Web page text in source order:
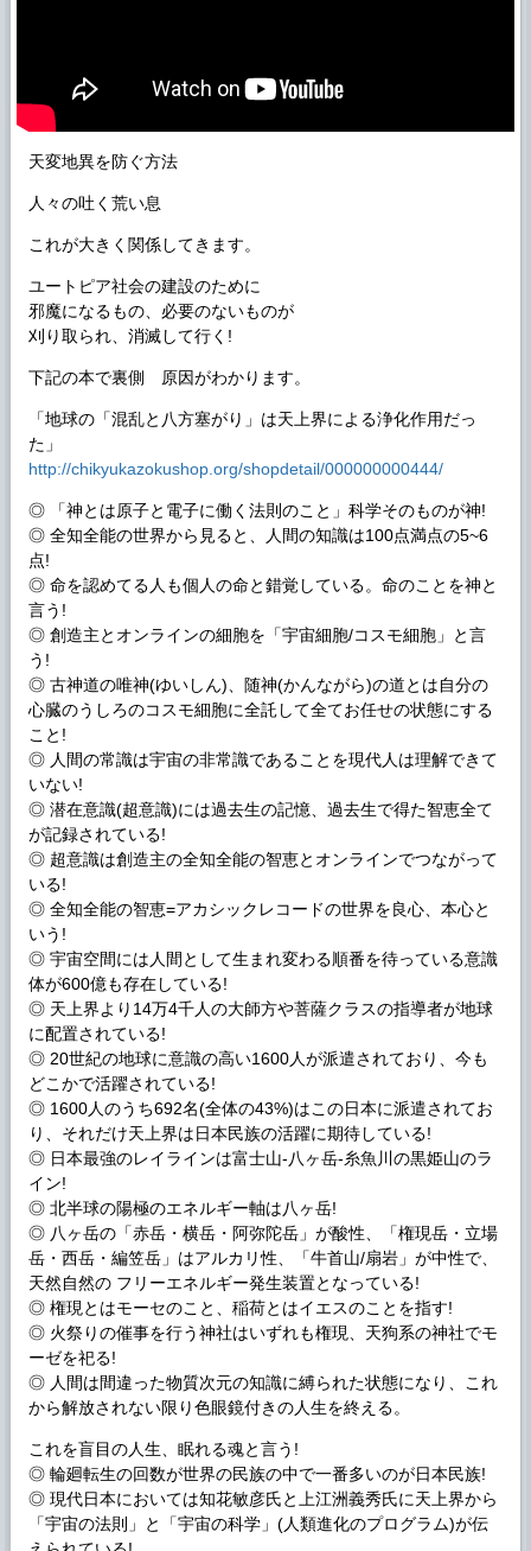
天変地異を防ぐ方法
人々の吐く荒い息
これが大きく関係してきます。
ユートピア社会の建設のために
邪魔になるもの、必要のないものが
刈り取られ、消滅して行く!
下記の本で裏側 原因がわかります。
「地球の「混乱と八方塞がり」は天上界による浄化作用だっ
た」
http://chikyukazokushop.org/shopdetail/000000000444/
◎ 「神とは原子と電子に働く法則のこと」科学そのものが神!
◎ 全知全能の世界から見ると、人間の知識は100点満点の5~6
点!
◎ 命を認めてる人も個人の命と錯覚している。命のことを神と
言う!
◎ 創造主とオンラインの細胞を「宇宙細胞/コスモ細胞」と言
う!
◎ 古神道の唯神(ゆいしん)、随神(かんながら)の道とは自分の
心臓のうしろのコスモ細胞に全託して全てお任せの状態にする
こと!
◎ 人間の常識は宇宙の非常識であることを現代人は理解できて
いない!
◎ 潜在意識(超意識)には過去生の記憶、過去生で得た智恵全て
が記録されている!
◎ 超意識は創造主の全知全能の智恵とオンラインでつながって
いる!
◎ 全知全能の智恵=アカシックレコードの世界を良心、本心と
いう!
◎ 宇宙空間には人間として生まれ変わる順番を待っている意識
体が600億も存在している!
◎ 天上界より14万4千人の大師方や菩薩クラスの指導者が地球
に配置されている!
◎ 20世紀の地球に意識の高い1600人が派遣されており、今も
どこかで活躍されている!
◎ 1600人のうち692名(全体の43%)はこの日本に派遣されてお
り、それだけ天上界は日本民族の活躍に期待している!
◎ 日本最強のレイラインは富士山-八ヶ岳-糸魚川の黒姫山のラ
イン!
◎ 北半球の陽極のエネルギー軸は八ヶ岳!
◎ 八ヶ岳の「赤岳・横岳・阿弥陀岳」が酸性、「権現岳・立場
岳・西岳・編笠岳」はアルカリ性、「牛首山/扇岩」が中性で、
天然自然の フリーエネルギー発生装置となっている!
◎ 権現とはモーセのこと、稲荷とはイエスのことを指す!
◎ 火祭りの催事を行う神社はいずれも権現、天狗系の神社でモ
ーゼを祀る!
◎ 人間は間違った物質次元の知識に縛られた状態になり、これ
から解放されない限り色眼鏡付きの人生を終える。
これを盲目の人生、眠れる魂と言う!
◎ 輪廻転生の回数が世界の民族の中で一番多いのが日本民族!
◎ 現代日本においては知花敏彦氏と上江洲義秀氏に天上界から
「宇宙の法則」と「宇宙の科学」(人類進化のプログラム)が伝